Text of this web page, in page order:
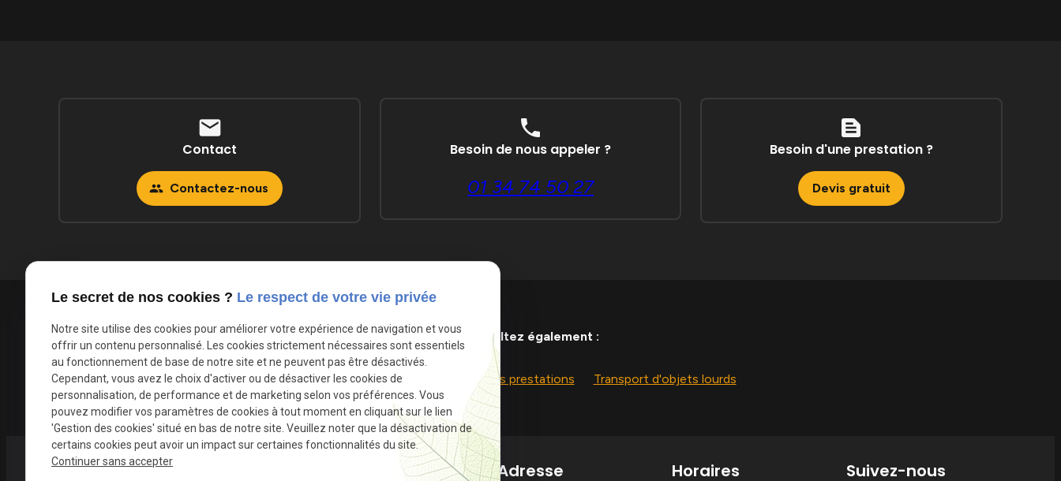
mail
Contact
people Contactez-nous
phone
Besoin de nous appeler ?
01 34 74 50 27
text_snippet
Besoin d'une prestation ?
Devis gratuit
Consultez également :
Transport d'oeuvres d'art Autres prestations Transport d'objets lourds
Téléphone Adresse Horaires Suivez-nous
Le secret de nos cookies ? Le respect de votre vie privée
Notre site utilise des cookies pour améliorer votre expérience de navigation et vous
offrir un contenu personnalisé. Les cookies strictement nécessaires sont essentiels
au fonctionnement de base de notre site et ne peuvent pas être désactivés.
Cependant, vous avez le choix d'activer ou de désactiver les cookies de
personnalisation, de performance et de marketing selon vos préférences. Vous
pouvez modifier vos paramètres de cookies à tout moment en cliquant sur le lien
'Gestion des cookies' situé en bas de notre site. Veuillez noter que la désactivation de
certains cookies peut avoir un impact sur certaines fonctionnalités du site.
Continuer sans accepter